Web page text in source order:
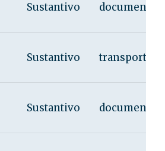
Sustantivo
Sustantivo transporte
Sustantivo